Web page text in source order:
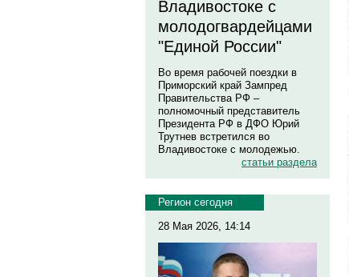
Владивостоке с
молодогвардейцами
"Единой России"
Во время рабочей поездки в
Приморский край Зампред
Правительства РФ –
полномочный представитель
Президента РФ в ДФО Юрий
Трутнев встретился во
Владивостоке с молодежью.
статьи раздела
Регион сегодня
28 Мая 2026, 14:14